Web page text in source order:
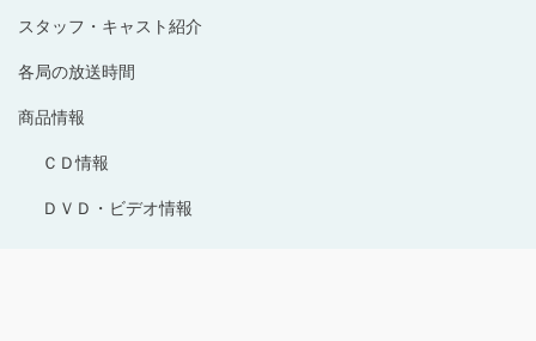
スタッフ・キャスト紹介
各局の放送時間
商品情報
ＣＤ情報
ＤＶＤ・ビデオ情報